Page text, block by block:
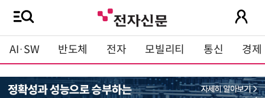
AI·SW 반도체 전자 모빌리티 통신 경제